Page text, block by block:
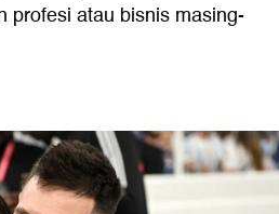
profesi atau bisnis masing-